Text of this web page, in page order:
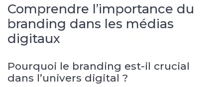
Comprendre l’importance du
branding dans les médias
digitaux
Pourquoi le branding est-il crucial
dans l’univers digital ?